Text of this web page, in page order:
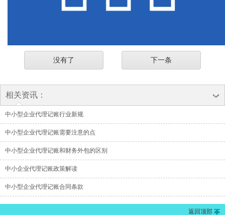
没有了 下一条
相关资讯：
中小型企业代理记账行业新规
中小型企业代理记账需要注意的点
中小型企业代理记账和财务外包的区别
中小企业代理记账政策解读
中小型企业代理记账合同条款
返回顶部